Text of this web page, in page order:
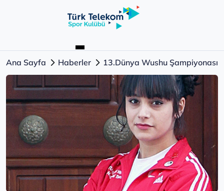
Ana Sayfa Haberler 13.Dünya Wushu Şampiyonası